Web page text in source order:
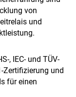
von
und
, IEC- und TÜV-
Zertifizierung und
für einen